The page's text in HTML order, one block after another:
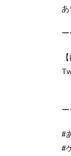
#
#